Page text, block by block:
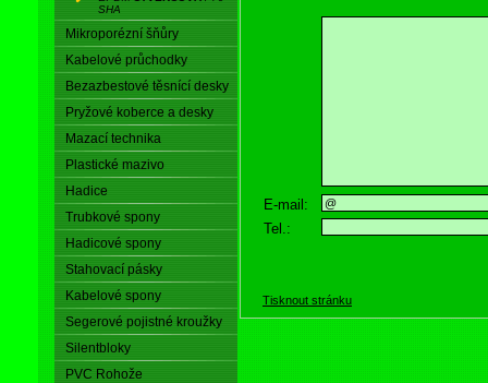
SHA
Mikroporézní šňůry
Kabelové průchodky
Bezazbestové těsnící desky
Pryžové koberce a desky
Mazací technika
Plastické mazivo
Hadice
Trubkové spony
Hadicové spony
Stahovací pásky
Kabelové spony
Segerové pojistné kroužky
Silentbloky
PVC Rohože
E-mail:
Tel.:
Tisknout stránku